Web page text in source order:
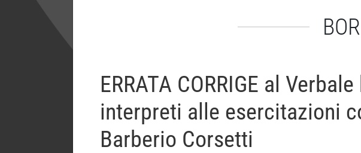
ERRATA CORRIGE al
interpreti alle esercitazioni
Barberio Corsetti